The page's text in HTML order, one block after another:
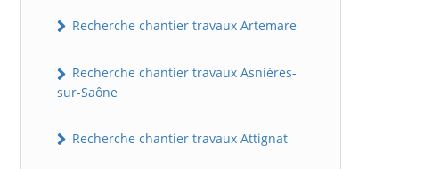
Recherche chantier travaux Artemare
Recherche chantier travaux Asnières-
sur-Saône
Recherche chantier travaux Attignat